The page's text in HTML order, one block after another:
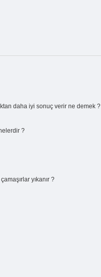
daha iyi sonuç verir ne demek ?
?
yıkanır ?